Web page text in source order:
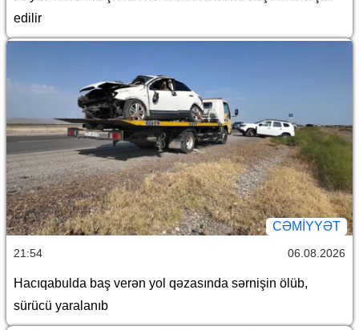
edilir
CƏMİYYƏT
21:54 06.08.2026
Hacıqabulda baş verən yol qəzasında sərnişin ölüb,
sürücü yaralanıb